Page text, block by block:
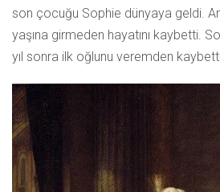
son çocuğu Sophie dünyaya geldi.
yaşına girmeden hayatını kaybetti.
yıl sonra ilk oğlunu veremden